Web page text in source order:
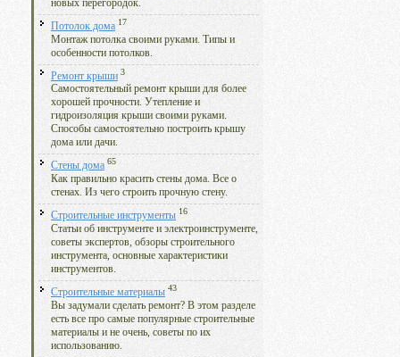
новых перегородок.
Потолок дома 17
Монтаж потолка своими руками. Типы и
особенности потолков.
Ремонт крыши 3
Самостоятельный ремонт крыши для более
хорошей прочности. Утепление и
гидроизоляция крыши своими руками.
Способы самостоятельно построить крышу
дома или дачи.
Стены дома 65
Как правильно красить стены дома. Все о
стенах. Из чего строить прочную стену.
Строительные инструменты 16
Статьи об инструменте и электроинструменте,
советы экспертов, обзоры строительного
инструмента, основные характеристики
инструментов.
Строительные материалы 43
Вы задумали сделать ремонт? В этом разделе
есть все про самые популярные строительные
материалы и не очень, советы по их
использованию.